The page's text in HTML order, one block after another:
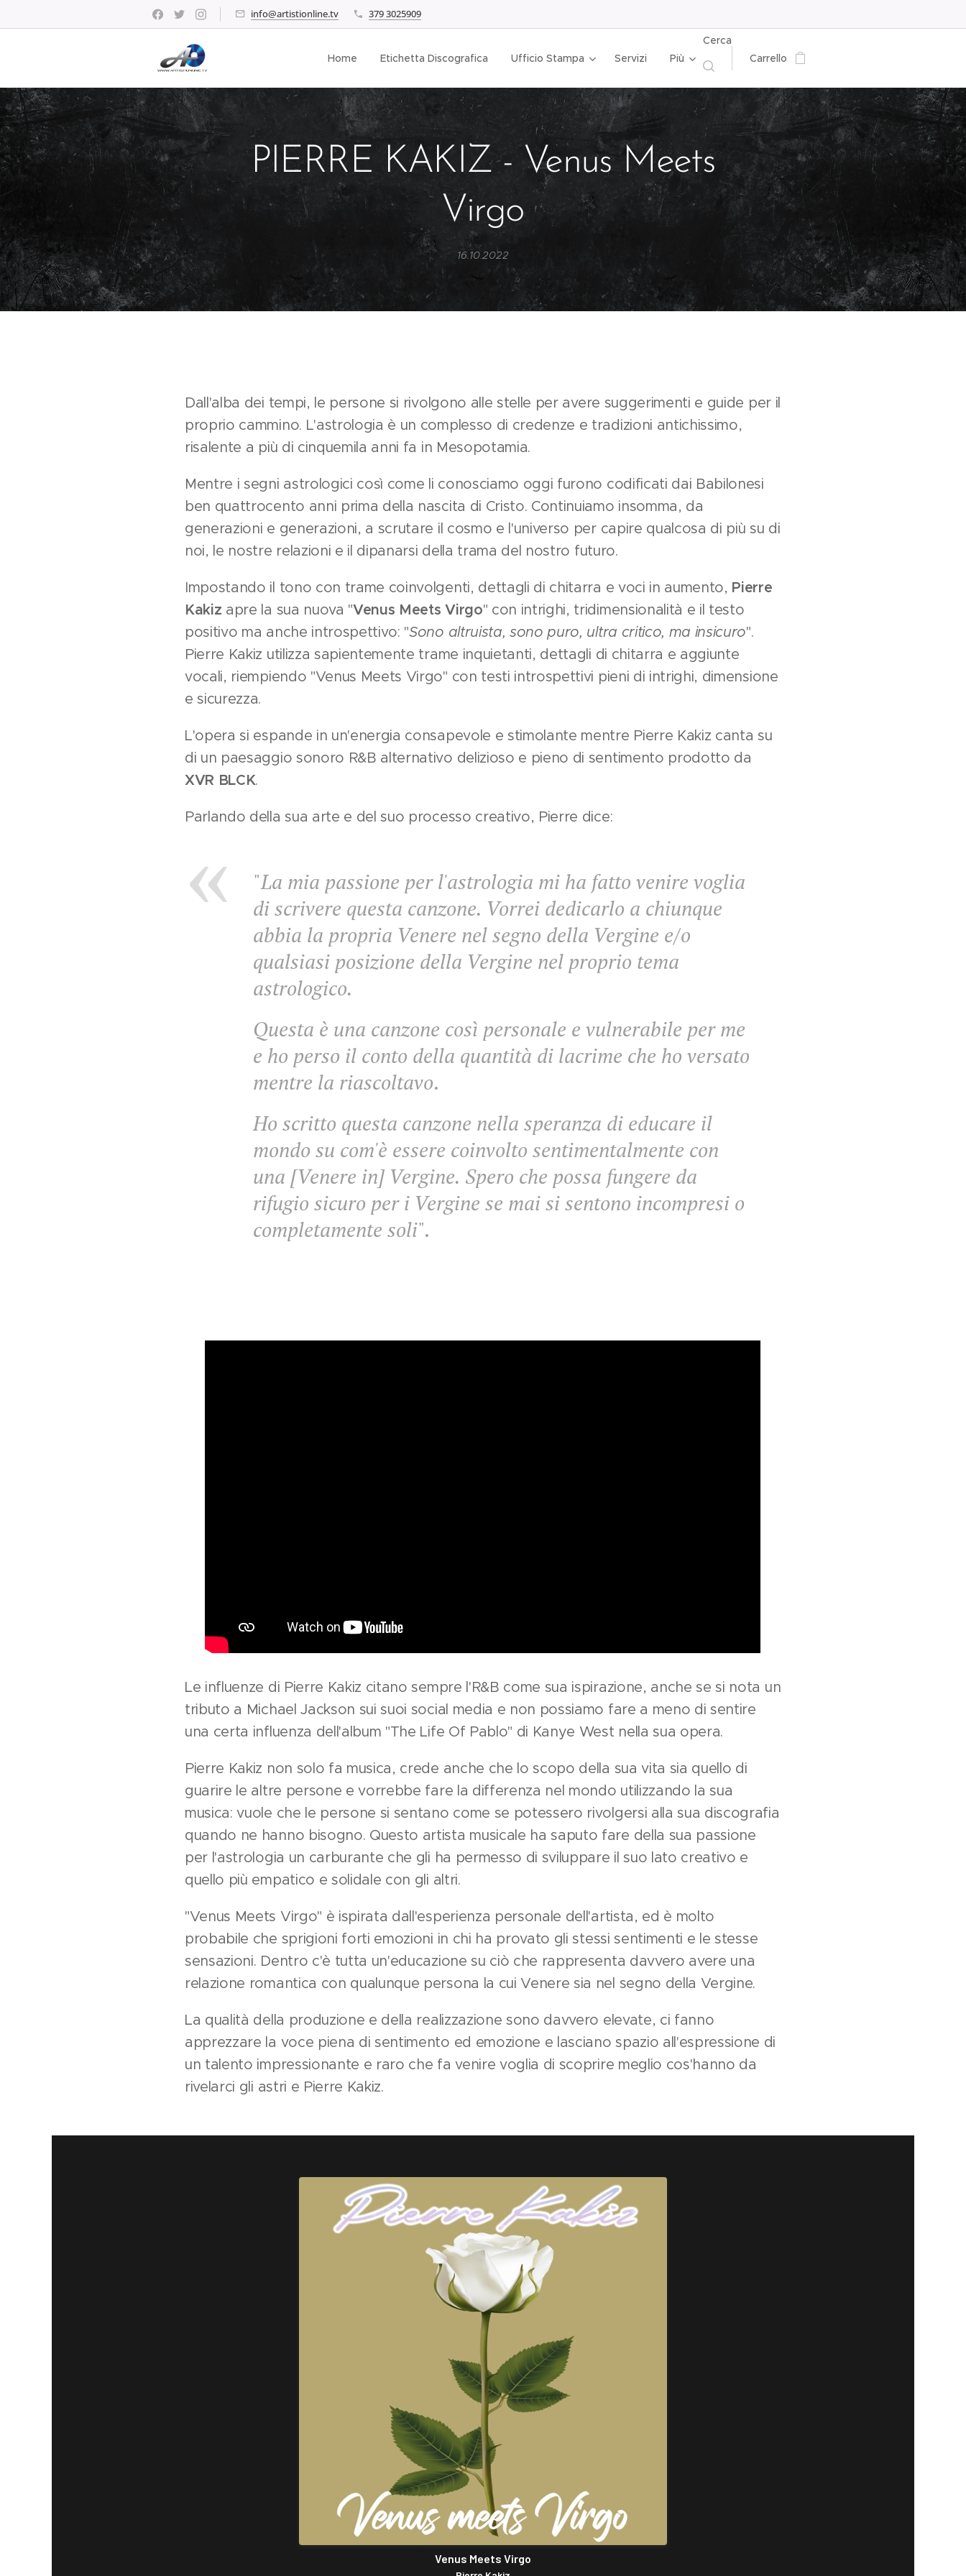
info@artistionline.tv 379 3025909
Home Etichetta Discografica Ufficio Stampa Servizi Più
Cerca
Carrello
PIERRE KAKIZ - Venus Meets
Virgo
16.10.2022
Dall'alba dei tempi, le persone si rivolgono alle stelle per avere suggerimenti e guide per il
proprio cammino. L'astrologia è un complesso di credenze e tradizioni antichissimo,
risalente a più di cinquemila anni fa in Mesopotamia.
Mentre i segni astrologici così come li conosciamo oggi furono codificati dai Babilonesi
ben quattrocento anni prima della nascita di Cristo. Continuiamo insomma, da
generazioni e generazioni, a scrutare il cosmo e l'universo per capire qualcosa di più su di
noi, le nostre relazioni e il dipanarsi della trama del nostro futuro.
Impostando il tono con trame coinvolgenti, dettagli di chitarra e voci in aumento, Pierre
Kakiz apre la sua nuova "Venus Meets Virgo" con intrighi, tridimensionalità e il testo
positivo ma anche introspettivo: "Sono altruista, sono puro, ultra critico, ma insicuro".
Pierre Kakiz utilizza sapientemente trame inquietanti, dettagli di chitarra e aggiunte
vocali, riempiendo "Venus Meets Virgo" con testi introspettivi pieni di intrighi, dimensione
e sicurezza.
L'opera si espande in un'energia consapevole e stimolante mentre Pierre Kakiz canta su
di un paesaggio sonoro R&B alternativo delizioso e pieno di sentimento prodotto da
XVR BLCK.
Parlando della sua arte e del suo processo creativo, Pierre dice:
"La mia passione per l'astrologia mi ha fatto venire voglia
di scrivere questa canzone. Vorrei dedicarlo a chiunque
abbia la propria Venere nel segno della Vergine e/o
qualsiasi posizione della Vergine nel proprio tema
astrologico.
Questa è una canzone così personale e vulnerabile per me
e ho perso il conto della quantità di lacrime che ho versato
mentre la riascoltavo.
Ho scritto questa canzone nella speranza di educare il
mondo su com'è essere coinvolto sentimentalmente con
una [Venere in] Vergine. Spero che possa fungere da
rifugio sicuro per i Vergine se mai si sentono incompresi o
completamente soli".
Le influenze di Pierre Kakiz citano sempre l'R&B come sua ispirazione, anche se si nota un
tributo a Michael Jackson sui suoi social media e non possiamo fare a meno di sentire
una certa influenza dell'album "The Life Of Pablo" di Kanye West nella sua opera.
Pierre Kakiz non solo fa musica, crede anche che lo scopo della sua vita sia quello di
guarire le altre persone e vorrebbe fare la differenza nel mondo utilizzando la sua
musica: vuole che le persone si sentano come se potessero rivolgersi alla sua discografia
quando ne hanno bisogno. Questo artista musicale ha saputo fare della sua passione
per l'astrologia un carburante che gli ha permesso di sviluppare il suo lato creativo e
quello più empatico e solidale con gli altri.
"Venus Meets Virgo" è ispirata dall'esperienza personale dell'artista, ed è molto
probabile che sprigioni forti emozioni in chi ha provato gli stessi sentimenti e le stesse
sensazioni. Dentro c'è tutta un'educazione su ciò che rappresenta davvero avere una
relazione romantica con qualunque persona la cui Venere sia nel segno della Vergine.
La qualità della produzione e della realizzazione sono davvero elevate, ci fanno
apprezzare la voce piena di sentimento ed emozione e lasciano spazio all'espressione di
un talento impressionante e raro che fa venire voglia di scoprire meglio cos'hanno da
rivelarci gli astri e Pierre Kakiz.